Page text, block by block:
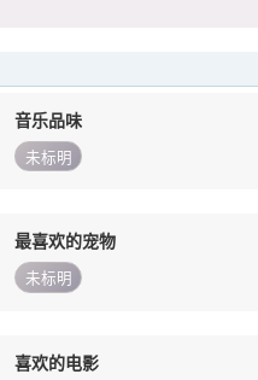
音乐品味
未标明
最喜欢的宠物
未标明
喜欢的电影